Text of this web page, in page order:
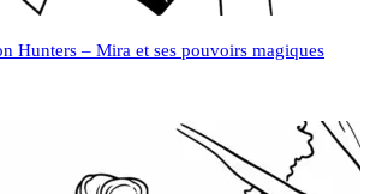
Hunters – Mira et ses pouvoirs magiques